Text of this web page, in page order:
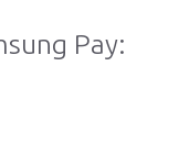
Pay: